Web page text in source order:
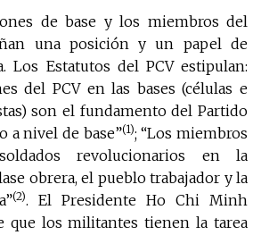
de base y los miembros del
una posición y un papel de
Los Estatutos del PCV estipulan:
del PCV en las bases (células e
son el fundamento del Partido
a nivel de base”(1); “Los miembros
revolucionarios en la
obrera, el pueblo trabajador y la
(2). El Presidente Ho Chi Minh
que los militantes tienen la tarea